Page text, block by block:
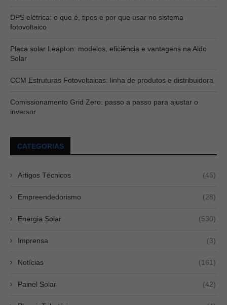
DPS elétrica: o que é, tipos e por que usar no sistema
fotovoltaico
Placa solar Leapton: modelos, eficiência e vantagens na Aldo
Solar
CCM Estruturas Fotovoltaicas: linha de produtos e distribuidora
Comissionamento Grid Zero: passo a passo para ajustar o
inversor
CATEGORIAS
Artigos Técnicos (45)
Empreendedorismo (28)
Energia Solar (530)
Imprensa (3)
Notícias (161)
Painel Solar (42)